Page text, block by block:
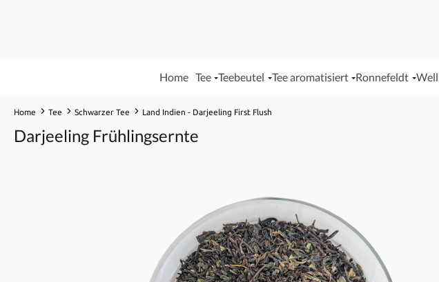
Home Tee Teebeutel Tee aromatisiert Ronnefeldt
Home Tee Schwarzer Tee Land Indien - Darjeeling First Flush
Darjeeling Frühlingsernte